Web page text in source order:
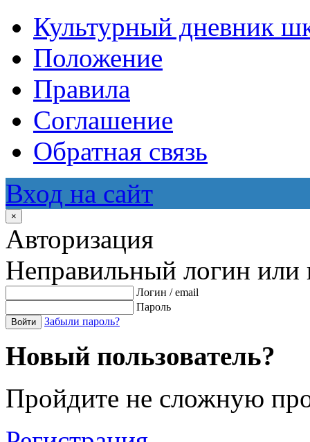
Культурный дневник
Положение
Правила
Соглашение
Обратная связь
Вход на сайт
×
Авторизация
Неправильный логин или
Логин / email
Пароль
Войти Забыли пароль?
Новый пользователь?
Пройдите не сложную